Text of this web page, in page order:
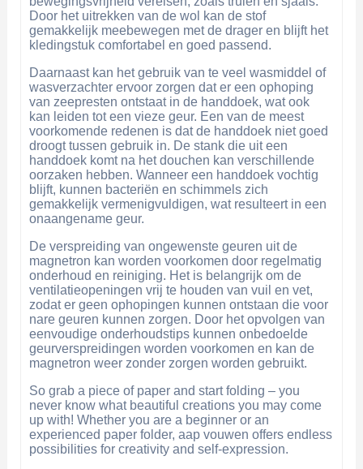
Door het uitrekken van de wol kan de stof
gemakkelijk meebewegen met de drager en blijft het
kledingstuk comfortabel en goed passend.
Daarnaast kan het gebruik van te veel wasmiddel of
wasverzachter ervoor zorgen dat er een ophoping
van zeepresten ontstaat in de handdoek, wat ook
kan leiden tot een vieze geur. Een van de meest
voorkomende redenen is dat de handdoek niet goed
droogt tussen gebruik in. De stank die uit een
handdoek komt na het douchen kan verschillende
oorzaken hebben. Wanneer een handdoek vochtig
blijft, kunnen bacteriën en schimmels zich
gemakkelijk vermenigvuldigen, wat resulteert in een
onaangename geur.
De verspreiding van ongewenste geuren uit de
magnetron kan worden voorkomen door regelmatig
onderhoud en reiniging. Het is belangrijk om de
ventilatieopeningen vrij te houden van vuil en vet,
zodat er geen ophopingen kunnen ontstaan die voor
nare geuren kunnen zorgen. Door het opvolgen van
eenvoudige onderhoudstips kunnen onbedoelde
geurverspreidingen worden voorkomen en kan de
magnetron weer zonder zorgen worden gebruikt.
So grab a piece of paper and start folding – you
never know what beautiful creations you may come
up with! Whether you are a beginner or an
experienced paper folder, aap vouwen offers endless
possibilities for creativity and self-expression.